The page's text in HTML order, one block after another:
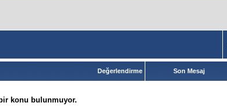
Değerlendirme Son Mesaj
konu bulunmuyor.